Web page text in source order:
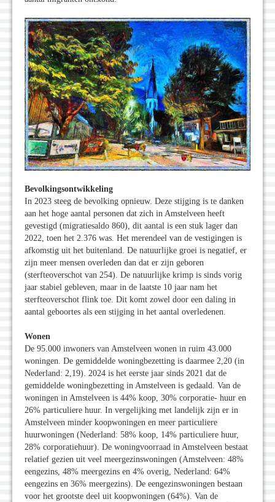
Bevolkingsontwikkeling
In 2023 steeg de bevolking opnieuw. Deze stijging is te danken
aan het hoge aantal personen dat zich in Amstelveen heeft
gevestigd (migratiesaldo 860), dit aantal is een stuk lager dan
2022, toen het 2.376 was. Het merendeel van de vestigingen is
afkomstig uit het buitenland. De natuurlijke groei is negatief, er
zijn meer mensen overleden dan dat er zijn geboren
(sterfteoverschot van 254). De natuurlijke krimp is sinds vorig
jaar stabiel gebleven, maar in de laatste 10 jaar nam het
sterfteoverschot flink toe. Dit komt zowel door een daling in
aantal geboortes als een stijging in het aantal overledenen.
Wonen
De 95.000 inwoners van Amstelveen wonen in ruim 43.000
woningen. De gemiddelde woningbezetting is daarmee 2,20 (in
Nederland: 2,19). 2024 is het eerste jaar sinds 2021 dat de
gemiddelde woningbezetting in Amstelveen is gedaald. Van de
woningen in Amstelveen is 44% koop, 30% corporatie- huur en
26% particuliere huur. In vergelijking met landelijk zijn er in
Amstelveen minder koopwoningen en meer particuliere
huurwoningen (Nederland: 58% koop, 14% particuliere huur,
28% corporatiehuur). De woningvoorraad in Amstelveen bestaat
relatief gezien uit veel meergezinswoningen (Amstelveen: 48%
eengezins, 48% meergezins en 4% overig, Nederland: 64%
eengezins en 36% meergezins). De eengezinswoningen bestaan
voor het grootste deel uit koopwoningen (64%). Van de